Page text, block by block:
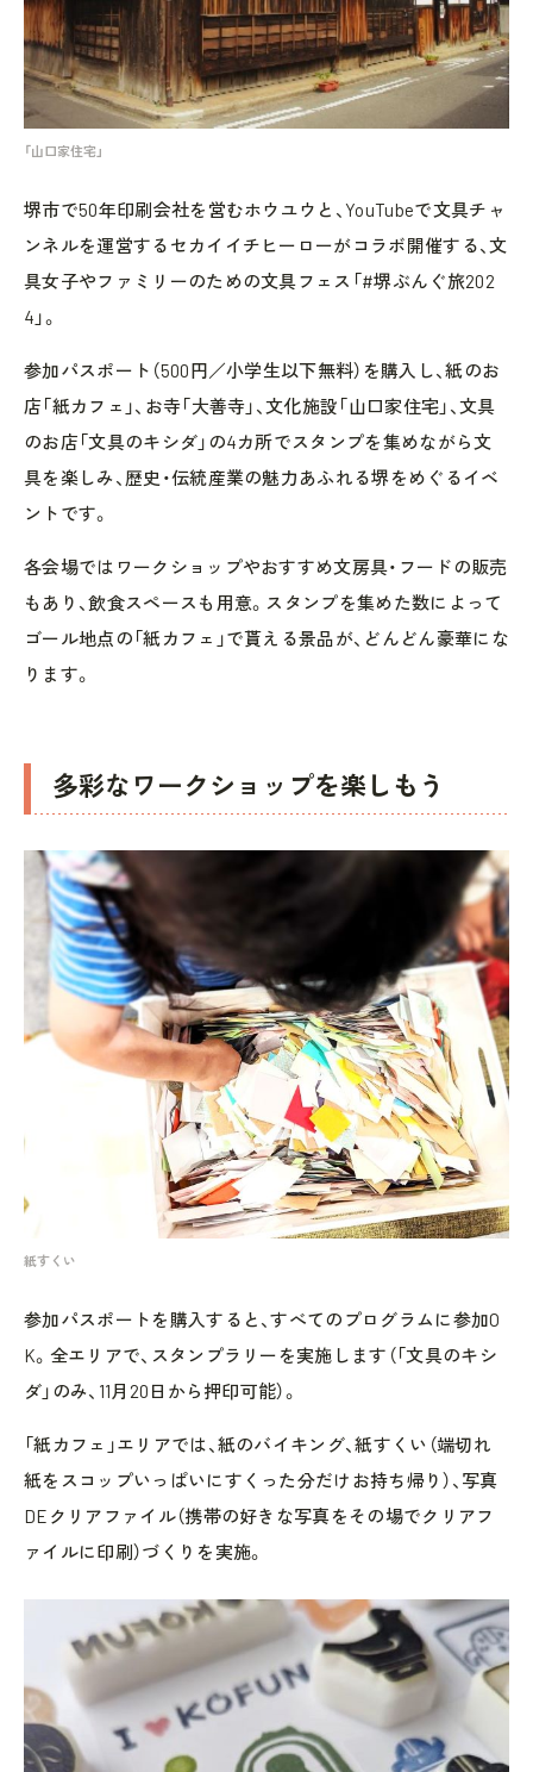
「山口家住宅」
堺市で50年印刷会社を営むホウユウと、YouTubeで文具チャ
ンネルを運営するセカイイチヒーローがコラボ開催する、文
具女子やファミリーのための文具フェス「#堺ぶんぐ旅202
4」。
参加パスポート（500円／小学生以下無料）を購入し、紙のお
店「紙カフェ」、お寺「大善寺」、文化施設「山口家住宅」、文具
のお店「文具のキシダ」の4カ所でスタンプを集めながら文
具を楽しみ、歴史・伝統産業の魅力あふれる堺をめぐるイベ
ントです。
各会場ではワークショップやおすすめ文房具・フードの販売
もあり、飲食スペースも用意。スタンプを集めた数によって
ゴール地点の「紙カフェ」で貰える景品が、どんどん豪華にな
ります。
多彩なワークショップを楽しもう
紙すくい
参加パスポートを購入すると、すべてのプログラムに参加O
K。全エリアで、スタンプラリーを実施します（「文具のキシ
ダ」のみ、11月20日から押印可能）。
「紙カフェ」エリアでは、紙のバイキング、紙すくい（端切れ
紙をスコップいっぱいにすくった分だけお持ち帰り）、写真
DEクリアファイル（携帯の好きな写真をその場でクリアフ
ァイルに印刷）づくりを実施。